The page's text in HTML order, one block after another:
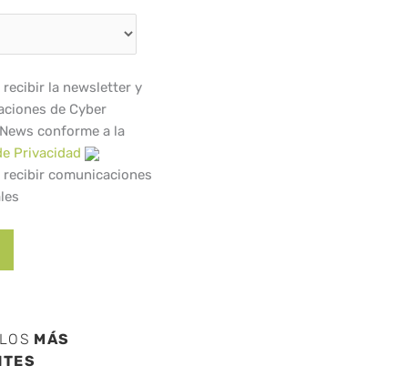
recibir la newsletter y
de Cyber
conforme a la
Privacidad
recibir comunicaciones
MÁS